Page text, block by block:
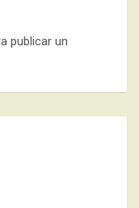
publicar un